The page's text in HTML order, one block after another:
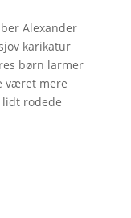
Alexander
karikatur
børn larmer
været mere
rodede